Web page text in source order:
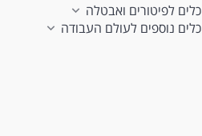
כלים לפיטורים ואבטלה
כלים נוספים לעולם העבודה